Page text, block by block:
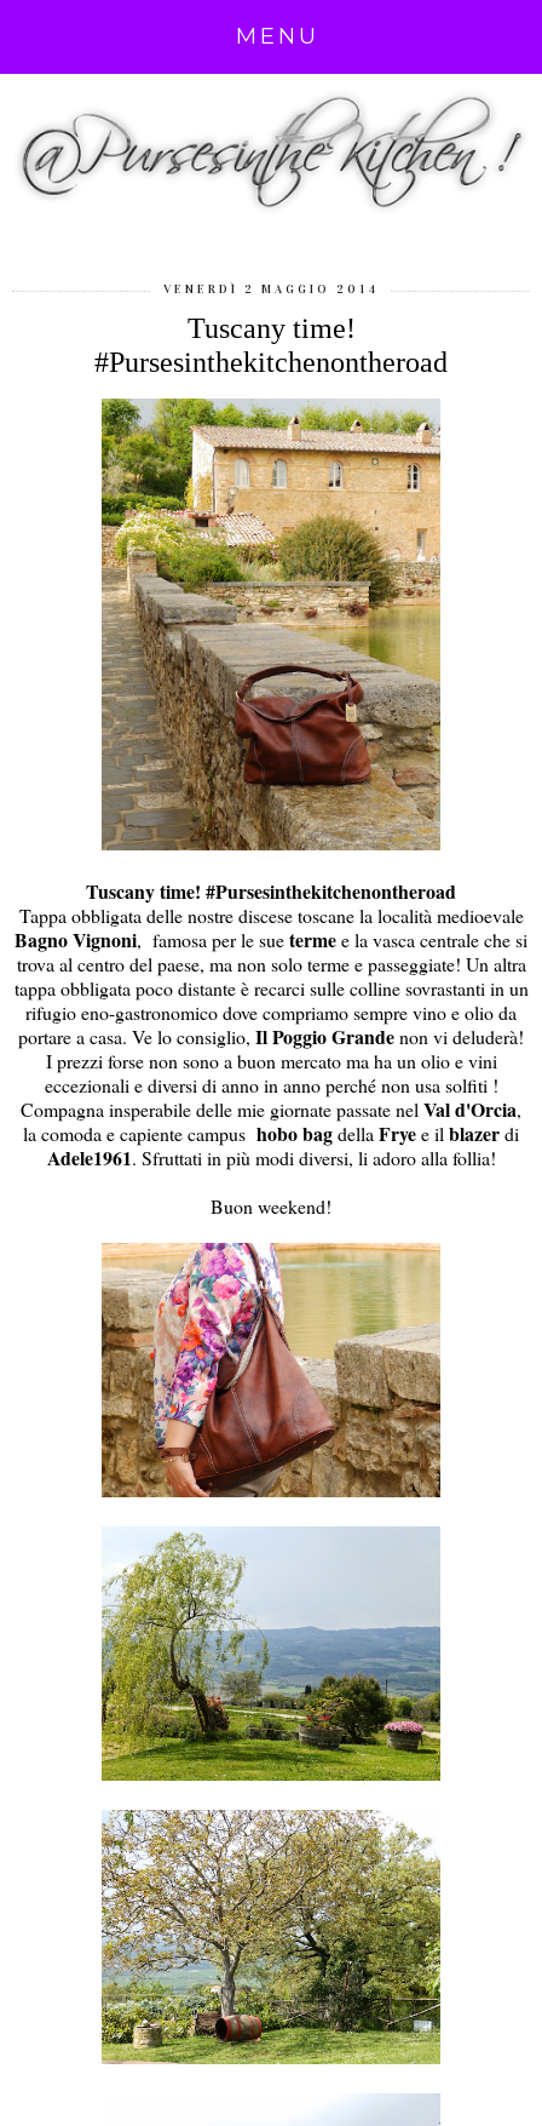
MENU
VENERDÌ 2 MAGGIO 2014
Tuscany time!
#Pursesinthekitchenontheroad
Tuscany time! #Pursesinthekitchenontheroad
Tappa obbligata delle nostre discese toscane la località medioevale
BagnoVignoni, famosa per le suetermee la vasca centrale che si
trova al centro del paese, ma non solo terme e passeggiate! Un altra
tappa obbligata poco distante è recarci sulle colline sovrastanti in un
rifugio eno-gastronomico dove compriamo sempre vino e olio da
portare a casa. Ve lo consiglio, Il Poggio Grandenon vi deluderà!
I prezzi forse non sono a buon mercato ma ha un olio e vini
eccezionali e diversi di anno in anno perché non usa solfiti !
Compagna insperabile delle mie giornate passate nel Val d'Orcia,
la comoda e capiente campus hobobagdella Fryee il blazerdi
Adele1961. Sfruttati in più modi diversi, li adoro alla follia!
Buon weekend!